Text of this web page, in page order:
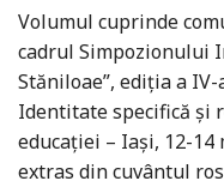
Volumul cuprinde
cadrul Simpozionului
Stăniloae”, ediția a
Identitate specifică şi
educației – Iași, 12-14
extras din cuvântul